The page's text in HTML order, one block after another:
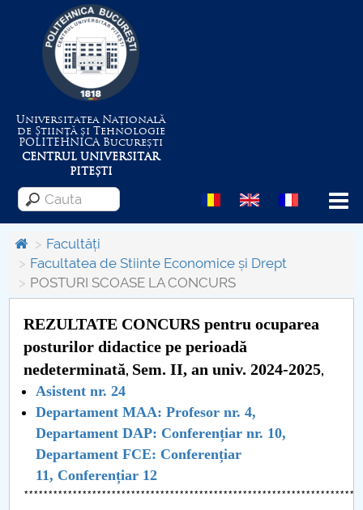
Universitatea Națională
de Știință și Tehnologie
POLITEHNICABucurești
CENTRUL UNIVERSITAR
PITEȘTI
Menu
Despre Universitate
Centrul de Management al Proiectelor
Consiliul de Administratie
Admitere
Români de pretutindeni - ADMITERE
Facultăți
Facultatea de Stiinte Economice și Drept
POSTURI SCOASE LA CONCURS
REZULTATE CONCURS pentru ocuparea
posturilor didactice pe perioadă
nedeterminată, Sem. II, an univ. 2024-2025,
Asistent nr. 24
Departament MAA: Profesor nr. 4,
Departament DAP: Conferențiar nr. 10,
Departament FCE: Conferențiar
11, Conferențiar 12